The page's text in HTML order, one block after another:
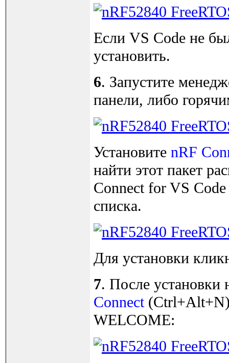
Если VS Code не
установить.
6. Запустите
панели, либо
Установите nRF
найти этот пакет
Connect for VS Code
списка.
Для установки
7. После установки
Connect(Ctrl+Alt+N).
WELCOME: